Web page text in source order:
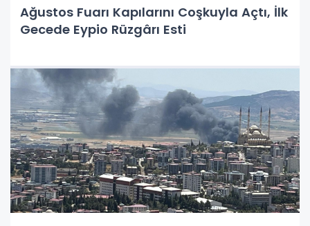
Ağustos Fuarı Kapılarını Coşkuyla Açtı, İlk
Gecede Eypio Rüzgârı Esti